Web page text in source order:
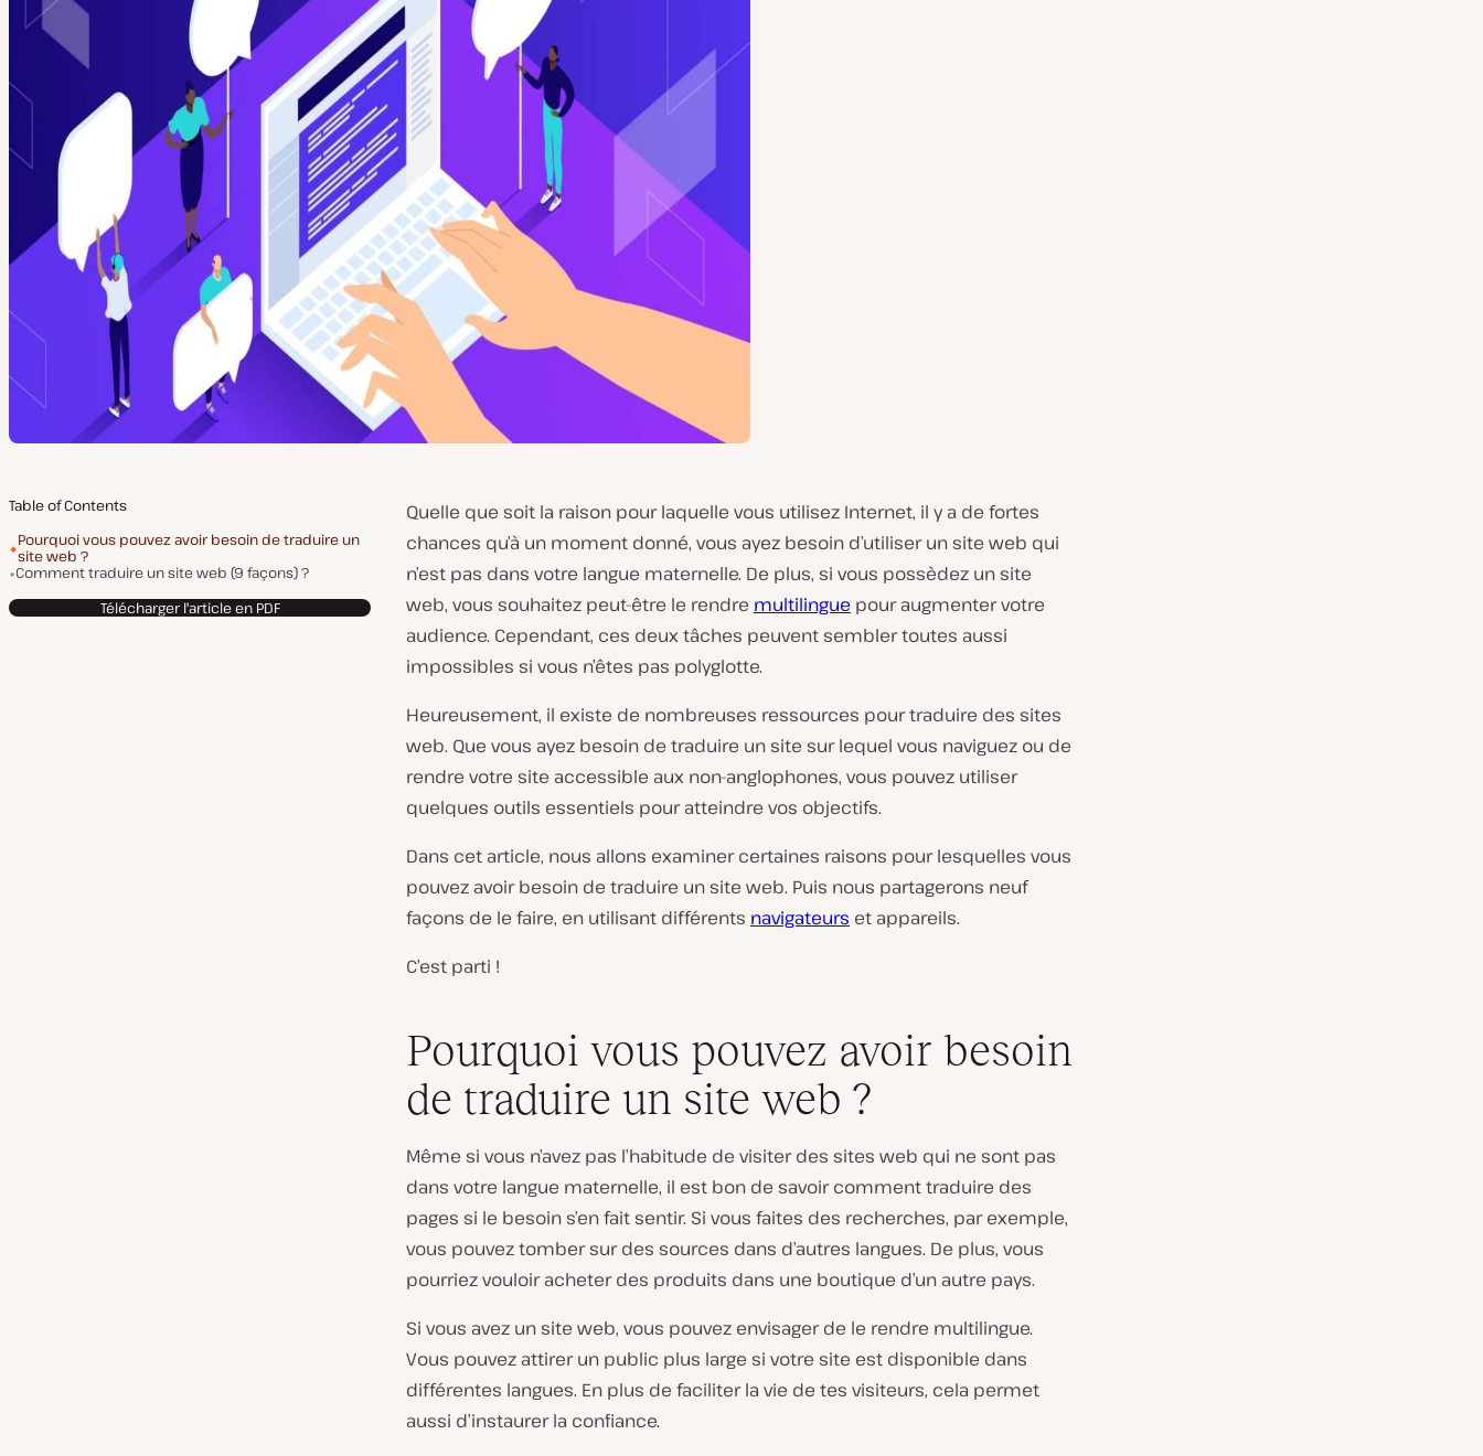
Table of Contents
Pourquoi vous pouvez avoir besoin de traduire un
site web ?
Comment traduire un site web (9 façons) ?
Télécharger l'article en PDF
Quelle que soit la raison pour laquelle vous utilisez Internet, il y a de fortes
chances qu’à un moment donné, vous ayez besoin d’utiliser un site web qui
n’est pas dans votre langue maternelle. De plus, si vous possèdez un site
web, vous souhaitez peut-être le rendre multilingue pour augmenter votre
audience. Cependant, ces deux tâches peuvent sembler toutes aussi
impossibles si vous n’êtes pas polyglotte.
Heureusement, il existe de nombreuses ressources pour traduire des sites
web. Que vous ayez besoin de traduire un site sur lequel vous naviguez ou de
rendre votre site accessible aux non-anglophones, vous pouvez utiliser
quelques outils essentiels pour atteindre vos objectifs.
Dans cet article, nous allons examiner certaines raisons pour lesquelles vous
pouvez avoir besoin de traduire un site web. Puis nous partagerons neuf
façons de le faire, en utilisant différents navigateurs et appareils.
C’est parti !
Pourquoi vous pouvez avoir besoin
de traduire un site web ?
Même si vous n’avez pas l’habitude de visiter des sites web qui ne sont pas
dans votre langue maternelle, il est bon de savoir comment traduire des
pages si le besoin s’en fait sentir. Si vous faites des recherches, par exemple,
vous pouvez tomber sur des sources dans d’autres langues. De plus, vous
pourriez vouloir acheter des produits dans une boutique d’un autre pays.
Si vous avez un site web, vous pouvez envisager de le rendre multilingue.
Vous pouvez attirer un public plus large si votre site est disponible dans
différentes langues. En plus de faciliter la vie de tes visiteurs, cela permet
aussi d’instaurer la confiance.